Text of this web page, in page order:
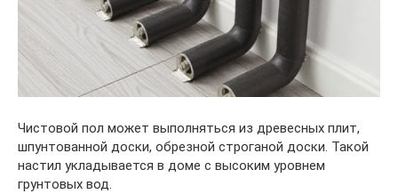
Чистовой пол может выполняться из древесных плит,
шпунтованной доски, обрезной строганой доски. Такой
настил укладывается в доме с высоким уровнем
грунтовых вод.